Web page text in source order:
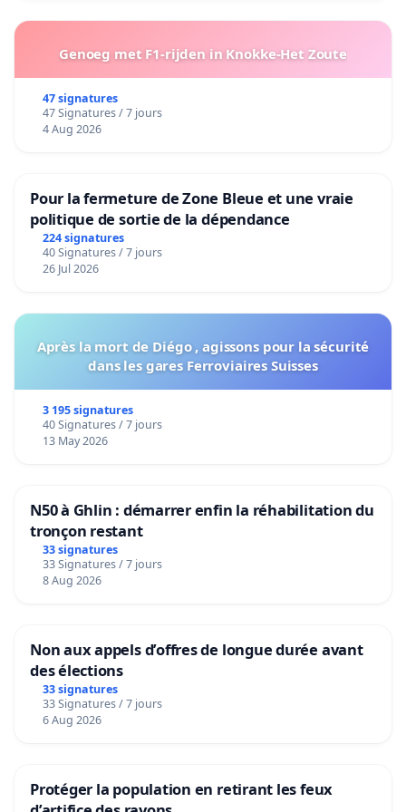
Genoeg met F1-rijden in Knokke-Het Zoute
47 signatures
47 Signatures / 7 jours
4 Aug 2026
Pour la fermeture de Zone Bleue et une vraie
politique de sortie de la dépendance
224 signatures
40 Signatures / 7 jours
26 Jul 2026
Après la mort de Diégo , agissons pour la sécurité
dans les gares Ferroviaires Suisses
3 195 signatures
40 Signatures / 7 jours
13 May 2026
N50 à Ghlin : démarrer enfin la réhabilitation du
tronçon restant
33 signatures
33 Signatures / 7 jours
8 Aug 2026
Non aux appels d’offres de longue durée avant
des élections
33 signatures
33 Signatures / 7 jours
6 Aug 2026
Protéger la population en retirant les feux